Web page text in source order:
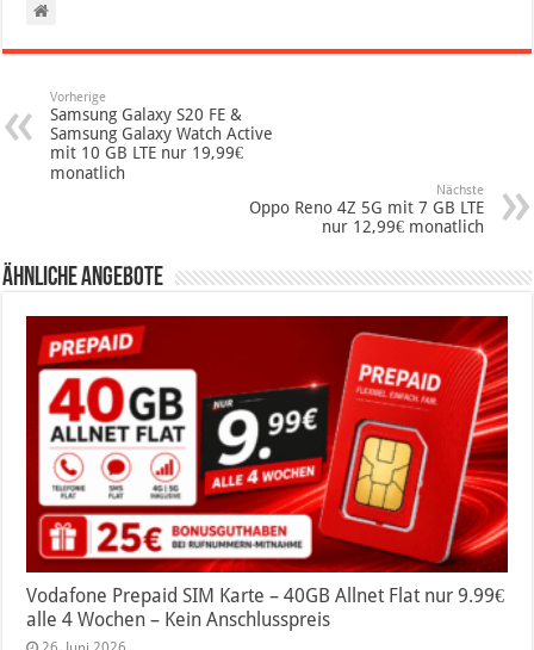
Vorherige
Samsung Galaxy S20 FE &
Samsung Galaxy Watch Active
mit 10 GB LTE nur 19,99€
monatlich
Nächste
Oppo Reno 4Z 5G mit 7 GB LTE
nur 12,99€ monatlich
Ähnliche Angebote
Vodafone Prepaid SIM Karte – 40GB Allnet Flat nur 9.99€
alle 4 Wochen – Kein Anschlusspreis